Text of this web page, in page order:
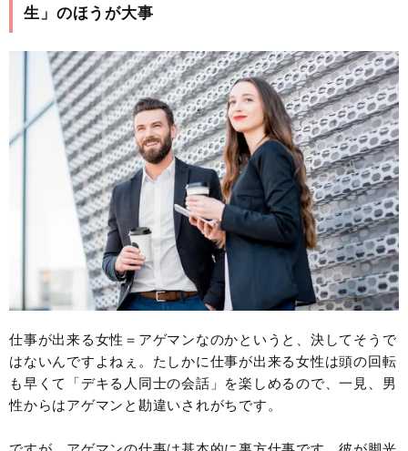
生」のほうが大事
仕事が出来る女性＝アゲマンなのかというと、決してそうで
はないんですよねぇ。たしかに仕事が出来る女性は頭の回転
も早くて「デキる人同士の会話」を楽しめるので、一見、男
性からはアゲマンと勘違いされがちです。